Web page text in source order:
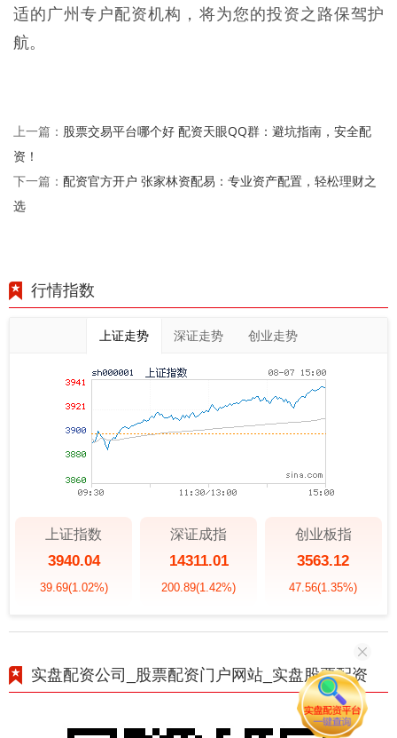
适的广州专户配资机构，将为您的投资之路保驾护
航。
上一篇： 股票交易平台哪个好 配资天眼QQ群：避坑指南，安全配
资！
下一篇： 配资官方开户 张家林资配易：专业资产配置，轻松理财之
选
行情指数
上证走势 深证走势 创业走势
上证指数
3940.04
39.69(1.02%)
深证成指
14311.01
200.89(1.42%)
创业板指
3563.12
47.56(1.35%)
实盘配资公司_股票配资门户网站_实盘股票配资